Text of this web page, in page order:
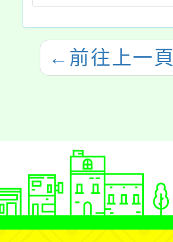
← 前往上一頁